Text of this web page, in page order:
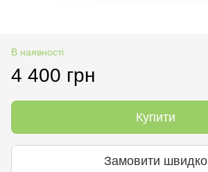
В наявності
4 400 грн
Купити
Замовити швидко